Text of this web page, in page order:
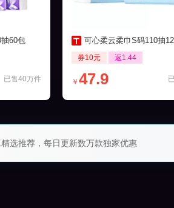
60包
已售40万件
可心柔云柔巾S码110抽12包保湿
券10元 返1.44
￥ 47.9
精选推荐，每日更新数万款独家优惠